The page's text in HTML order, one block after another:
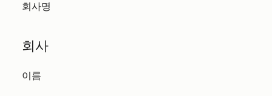
회사명
회사
이름